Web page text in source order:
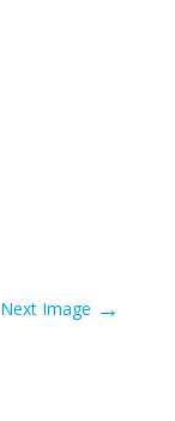
Next Image →